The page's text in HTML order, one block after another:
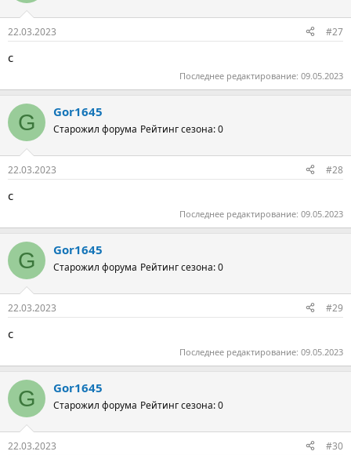
22.03.2023 #27
с
Последнее редактирование: 09.05.2023
G Gor1645
Старожил форума Рейтинг сезона: 0
22.03.2023 #28
с
Последнее редактирование: 09.05.2023
G Gor1645
Старожил форума Рейтинг сезона: 0
22.03.2023 #29
с
Последнее редактирование: 09.05.2023
G Gor1645
Старожил форума Рейтинг сезона: 0
22.03.2023 #30